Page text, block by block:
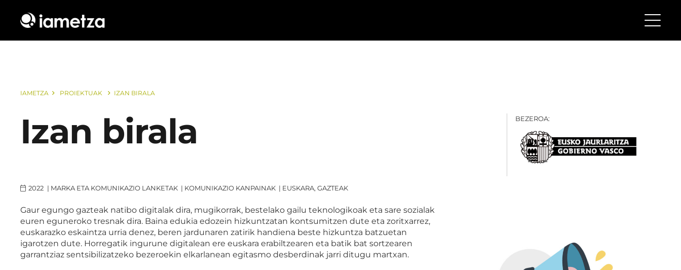
IAMETZA PROIEKTUAK IZAN BIRALA
Izan birala BEZEROA:
2022 | MARKA ETA KOMUNIKAZIO LANKETAK | KOMUNIKAZIO KANPAINAK | EUSKARA, GAZTEAK
Gaur egungo gazteak natibo digitalak dira, mugikorrak, bestelako gailu teknologikoak eta sare sozialak
euren eguneroko tresnak dira. Baina edukia edozein hizkuntzatan kontsumitzen dute eta zoritxarrez,
euskarazko eskaintza urria denez, beren jardunaren zatirik handiena beste hizkuntza batzuetan
igarotzen dute. Horregatik ingurune digitalean ere euskara erabiltzearen eta batik bat sortzearen
garrantziaz sentsibilizatzeko bezeroekin elkarlanean egitasmo desberdinak jarri ditugu martxan.